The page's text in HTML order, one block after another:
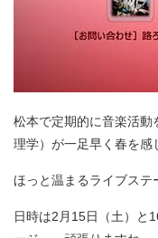
松本で定期的に音楽活
理学）が一足早く春を感
ほっと温まるライブステ
日時は2月15日（土）